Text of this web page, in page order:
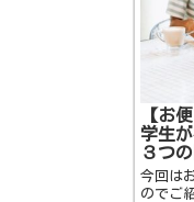
【お
学生
３つ
今回は
のでご